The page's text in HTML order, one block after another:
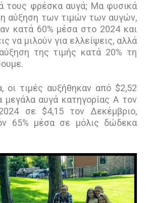
τους φρέσκα αυγά; Μα φυσικά
αύξηση των τιμών των αυγών,
κατά 60% μέσα στο 2024 και
να μιλούν για ελλείψεις, αλλά
της τιμής κατά 20% τη
οι τιμές αυξήθηκαν από $2,52
μεγάλα αυγά κατηγορίας Α τον
σε $4,15 τον Δεκέμβριο,
65% μέσα σε μόλις δώδεκα